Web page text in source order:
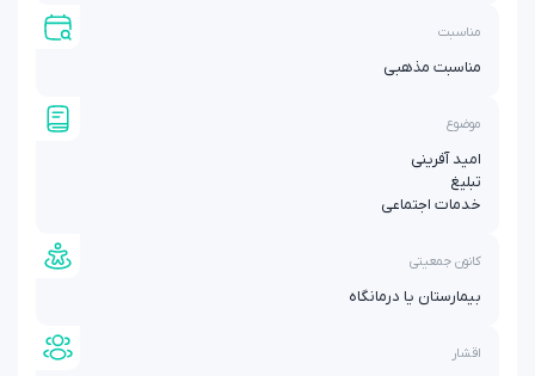
مناسبت
مناسبت مذهبی
موضوع
امید آفرینی
تبلیغ
خدمات اجتماعی
کانون جمعیتی
بیمارستان یا درمانگاه
اقشار